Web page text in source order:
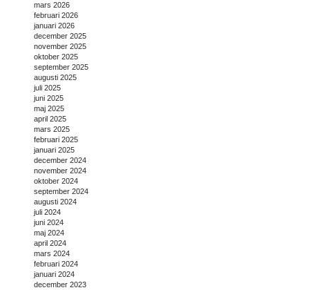
mars 2026
februari 2026
januari 2026
december 2025
november 2025
oktober 2025
september 2025
augusti 2025
juli 2025
juni 2025
maj 2025
april 2025
mars 2025
februari 2025
januari 2025
december 2024
november 2024
oktober 2024
september 2024
augusti 2024
juli 2024
juni 2024
maj 2024
april 2024
mars 2024
februari 2024
januari 2024
december 2023